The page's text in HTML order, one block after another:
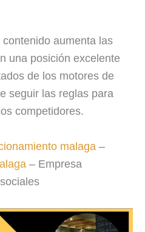
aumenta las
una posición excelente
de los motores de
seguir las reglas para
competidores.
malaga –
– Empresa